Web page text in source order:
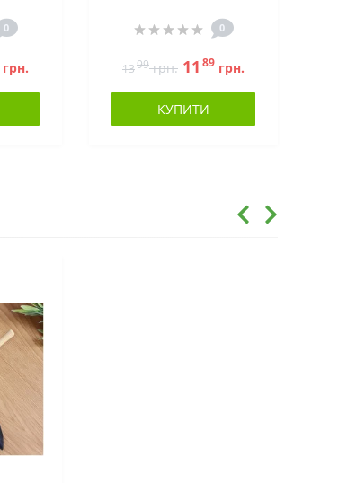
0
грн.
0
1399грн. 11 89 грн.
КУПИТИ